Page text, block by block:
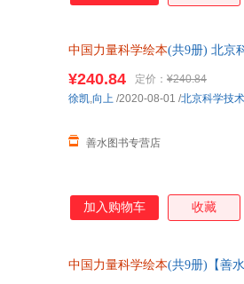
中国力量科学绘本(共9册) 北京
¥240.84 定价： ¥240.84
善水图书专营店
徐凯,向上 /2020-08-01 /北京科学技
加入购物车 收藏
中国力量科学绘本(共9册)【善